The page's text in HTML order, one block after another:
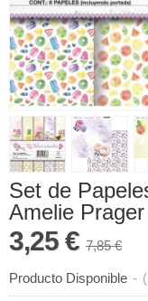
Set de
Amelie Prager
3,25 € 7,85 €
Producto Disponible -